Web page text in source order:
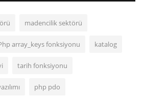
madencilik sektörü
array_keys fonksiyonu katalog
tarih fonksiyonu
php pdo